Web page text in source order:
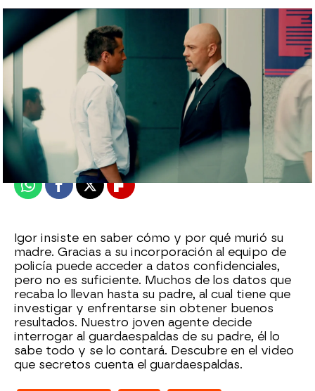
atreseries
Madrid
Publicado: 28 de julio de 2021, 23:31
WhatsappFacebook
X Flipboard
Igor insiste en saber cómo y por qué murió su
madre. Gracias a su incorporación al equipo de
policía puede acceder a datos confidenciales,
pero no es suficiente. Muchos de los datos que
recaba lo llevan hasta su padre, al cual tiene que
investigar y enfrentarse sin obtener buenos
resultados. Nuestro joven agente decide
interrogar al guardaespaldas de su padre, él lo
sabe todo y se lo contará. Descubre en el video
que secretos cuenta el guardaespaldas.